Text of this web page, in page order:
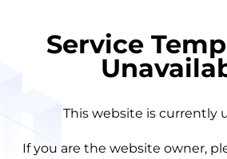
Service
This website is currently
If you are the website owner,